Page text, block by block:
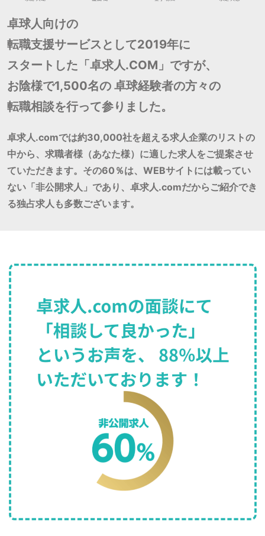
卓球人向けの
転職支援サービスとして2019年に
スタートした「卓求人.COM」ですが、
お陰様で1,500名の 卓球経験者の方々の
転職相談を行って参りました。
卓求人.comでは約30,000社を超える求人企業のリストの
中から、求職者様（あなた様）に適した求人をご提案させ
ていただきます。その60％は、WEBサイトには載ってい
ない「非公開求人」であり、卓求人.comだからご紹介でき
る独占求人も多数ございます。